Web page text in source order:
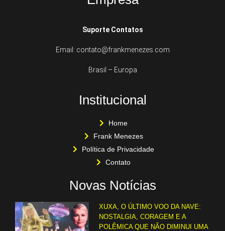
Suporte Contatos
Email: contato@frankmenezes.com
Brasil – Europa
Institucional
Home
Frank Menezes
Política de Privacidade
Contato
Novas Notícias
XUXA, O ÚLTIMO VOO DA NAVE:
NOSTALGIA, CORAGEM E A
POLÊMICA QUE NÃO DIMINUI UMA